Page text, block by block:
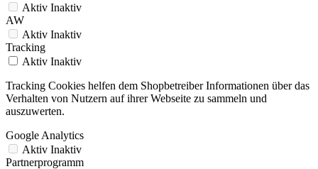
Aktiv Inaktiv
AW
Aktiv Inaktiv
Tracking
Aktiv Inaktiv
Tracking Cookies helfen dem Shopbetreiber Informationen über das
Verhalten von Nutzern auf ihrer Webseite zu sammeln und
auszuwerten.
Google Analytics
Aktiv Inaktiv
Partnerprogramm